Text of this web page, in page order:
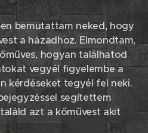
bemutattam neked, hogy
a házadhoz. Elmondtam,
hogyan találhatod
vegyél figyelembe a
kérdéseket tegyél fel neki.
segítettem
azt a kőművest akit